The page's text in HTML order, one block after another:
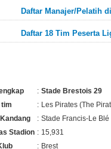
Daftar Manajer/Pelatih
Daftar 18 Tim Peserta
: Stade Brestois 29
: Les Pirates (The
: Stade Francis-Le Blé
Stadion : 15,931
: Brest